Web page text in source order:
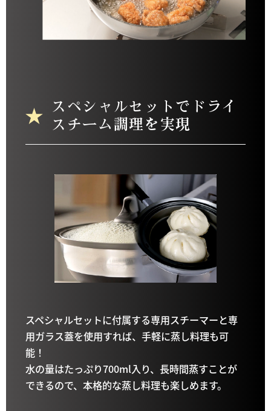
スペシャルセットでドライ
スチーム調理を実現
スペシャルセットに付属する専用スチーマーと専
用ガラス蓋を使用すれば、手軽に蒸し料理も可
能！
水の量はたっぷり700ml入り、長時間蒸すことが
できるので、本格的な蒸し料理も楽しめます。